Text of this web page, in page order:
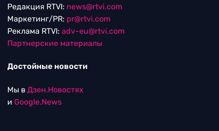
Редакция RTVI: news@rtvi.com
Маркетинг/PR: pr@rtvi.com
Реклама RTVI: adv-eu@rtvi.com
Партнерские материалы
Достойные новости
Мы в Дзен.Новостях
и Google.News